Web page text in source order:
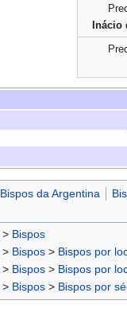
Inácio
Bispos da Argentina
> Bispos
> Bispos > Bispos por
> Bispos > Bispos por
> Bispos > Bispos por